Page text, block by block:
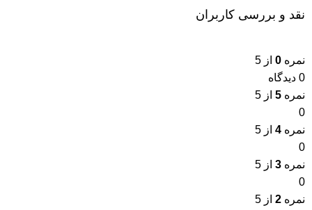
نقد و بررسی کاربران
نمره 0 از 5
0 دیدگاه
نمره 5 از 5
0
نمره 4 از 5
0
نمره 3 از 5
0
نمره 2 از 5